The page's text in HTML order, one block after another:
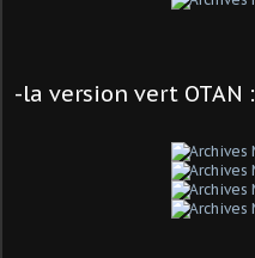
-la version vert OTAN :